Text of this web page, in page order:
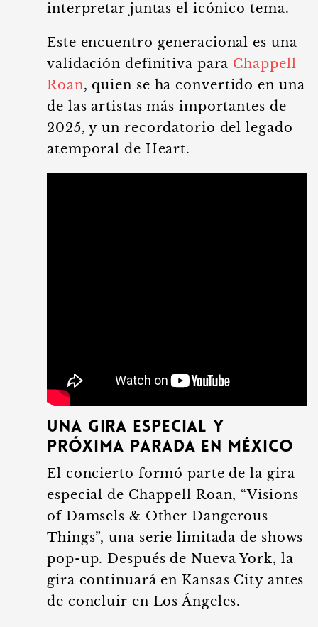
interpretar juntas el icónico tema.
Este encuentro generacional es una
validación definitiva para Chappell
Roan, quien se ha convertido en una
de las artistas más importantes de
2025, y un recordatorio del legado
atemporal de Heart.
Una Gira Especial y
Próxima Parada en México
El concierto formó parte de la gira
especial de Chappell Roan, “Visions
of Damsels & Other Dangerous
Things”, una serie limitada de shows
pop-up. Después de Nueva York, la
gira continuará en Kansas City antes
de concluir en Los Ángeles.